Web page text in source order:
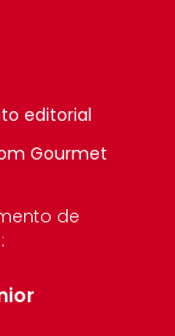
editorial
Gourmet
de